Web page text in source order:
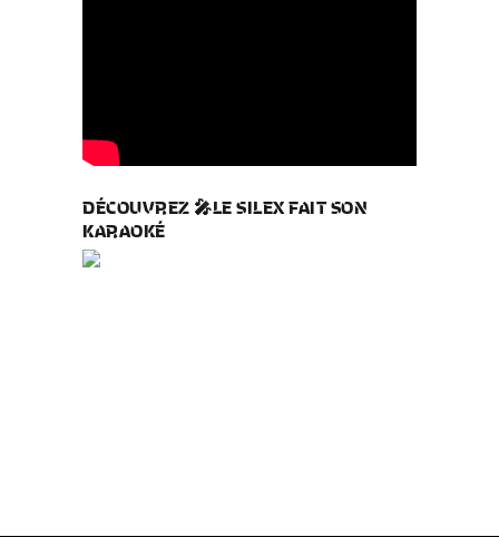
DÉCOUVREZ 🎤LE SILEX FAIT SON
KARAOKÉ